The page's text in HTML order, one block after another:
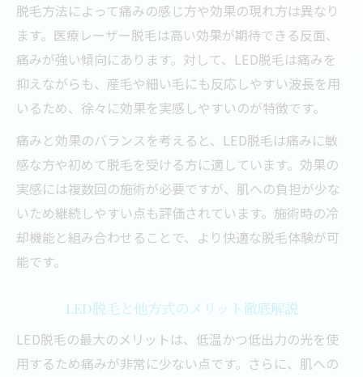
脱毛方法によって痛みの感じ方や効果の現れ方は異なり
ます。医療レーザー脱毛は高い効果が期待できる反面、
痛みが強い傾向にあります。対して、LED脱毛は痛みを
抑えながらも、産毛や細い毛にも反応しやすい波長を用
いるため、徐々に効果を実感しやすいのが特徴です。
痛みと効果のバランスを考えると、LED脱毛は痛みに敏
感な方や初めて脱毛を受ける方に適しています。効果の
実感には複数回の施術が必要ですが、肌への負担が少な
いため継続しやすい点も評価されています。施術時の冷
却機能と組み合わせることで、より快適な脱毛体験が可
能です。
LED脱毛と他方式のメリット徹底解説
LED脱毛の最大のメリットは、低温かつ低出力の光を使
用するため痛みが非常に少ない点です。さらに、肌への